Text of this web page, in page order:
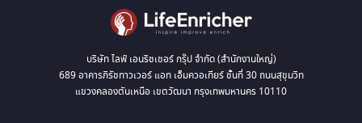
บริษัท ไลฟ์ เอนริชเชอร์ กรุ๊ป จำกัด (สำนักงานใหญ่)
689 อาคารภิรัชทาวเวอร์ แอท เอ็มควอเทียร์ ชั้นที่ 30 ถนนสุขุมวิท
แขวงคลองตันเหนือ เขตวัฒนา กรุงเทพมหานคร 10110